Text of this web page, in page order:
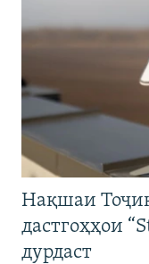
Нақшаи
дастгоҳҳои
дурдаст